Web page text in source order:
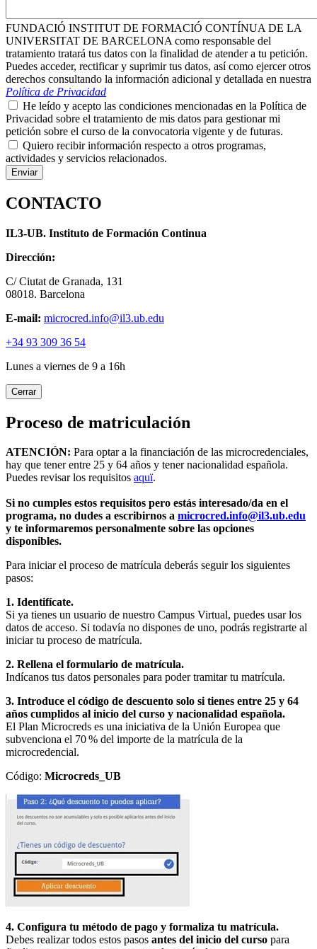
FUNDACIÓ INSTITUT DE FORMACIÓ CONTÍNUA DE LA
UNIVERSITAT DE BARCELONA como responsable del
tratamiento tratará tus datos con la finalidad de atender a tu petición.
Puedes acceder, rectificar y suprimir tus datos, así como ejercer otros
derechos consultando la información adicional y detallada en nuestra
Política de Privacidad
He leído y acepto las condiciones mencionadas en la Política de
Privacidad sobre el tratamiento de mis datos para gestionar mi
petición sobre el curso de la convocatoria vigente y de futuras.
Quiero recibir información respecto a otros programas,
actividades y servicios relacionados.
CONTACTO
IL3-UB. Instituto de Formación Continua
Dirección:
C/ Ciutat de Granada, 131
08018. Barcelona
E-mail: microcred.info@il3.ub.edu
+34 93 309 36 54
Lunes a viernes de 9 a 16h
Cerrar
Proceso de matriculación
ATENCIÓN: Para optar a la financiación de las microcredenciales,
hay que tener entre 25 y 64 años y tener nacionalidad española.
Puedes revisar los requisitos aquï.
Si no cumples estos requisitos pero estás interesado/da en el
programa, no dudes a escribirnos a microcred.info@il3.ub.edu
y te informaremos personalmente sobre las opciones
disponibles.
Para iniciar el proceso de matrícula deberás seguir los siguientes
pasos:
1. Identifícate.
Si ya tienes un usuario de nuestro Campus Virtual, puedes usar los
datos de acceso. Si todavía no dispones de uno, podrás registrarte al
iniciar tu proceso de matrícula.
2. Rellena el formulario de matrícula.
Indícanos tus datos personales para poder tramitar tu matrícula.
3. Introduce el código de descuento solo si tienes entre 25 y 64
años cumplidos al inicio del curso y nacionalidad española.
El Plan Microcreds es una iniciativa de la Unión Europea que
subvenciona el 70 % del importe de la matrícula de la
microcredencial.
Código: Microcreds_UB
4. Configura tu método de pago y formaliza tu matrícula.
Debes realizar todos estos pasos antes del inicio del curso para